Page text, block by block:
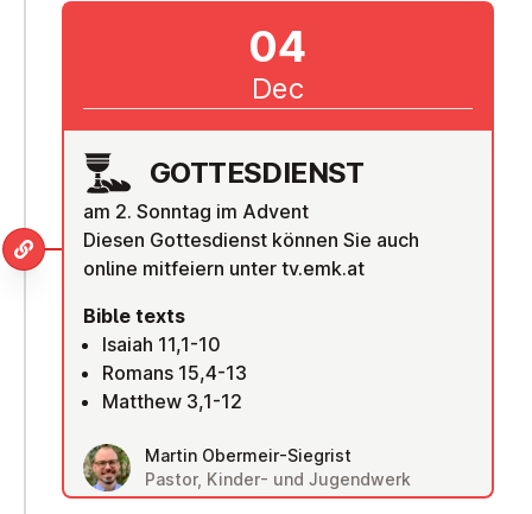
GOTTES­DI­ENST
am 2. Sonntag im Advent
Diesen Gottesdienst können Sie auch
online mitfeiern unter tv.emk.at
Bible texts
Isaiah 11,1-10
Romans 15,4-13
Matthew 3,1-12
Martin Obermeir-Siegrist
Pastor, Kinder- und Jugendwerk
04
Dec